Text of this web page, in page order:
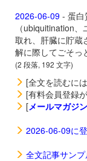
2026-06-09 - 蛋白
（ubiquitination
取れ、肝臓に貯蔵
解に際してごそっ
(2 段落, 192 文字)
[全文を読むには
[有料会員登録
[メールマガジン
2026-06-09に
全文記事サン